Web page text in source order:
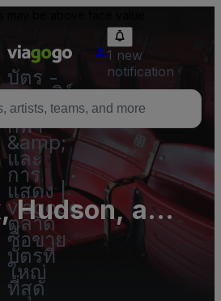
บัตร -
คอนเสิร์ต
บัตร
กีฬา
&amp;
และ
การ
แสดง |
viagogo
ตลาด
ซื้อขาย
บัตรที่
ใหญ่
ที่สุด
1 new
notification
Hudson, a
Hotel